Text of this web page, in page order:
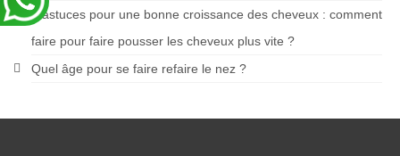
4 astuces pour une bonne croissance des cheveux : comment
faire pour faire pousser les cheveux plus vite ?
Quel âge pour se faire refaire le nez ?